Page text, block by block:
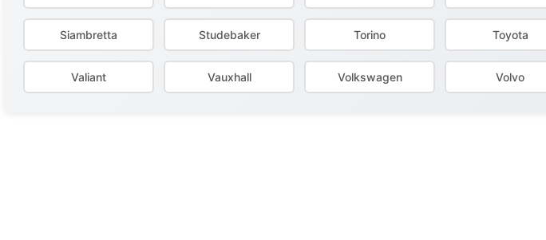
Siambretta Studebaker Torino Toyota
Valiant Vauxhall Volkswagen Volvo